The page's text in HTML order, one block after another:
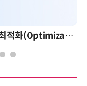
AI 시대의 의사결정을 바꾸는 수리최적화(Optimization): 실제 산업 적용 사례와 활용 전략